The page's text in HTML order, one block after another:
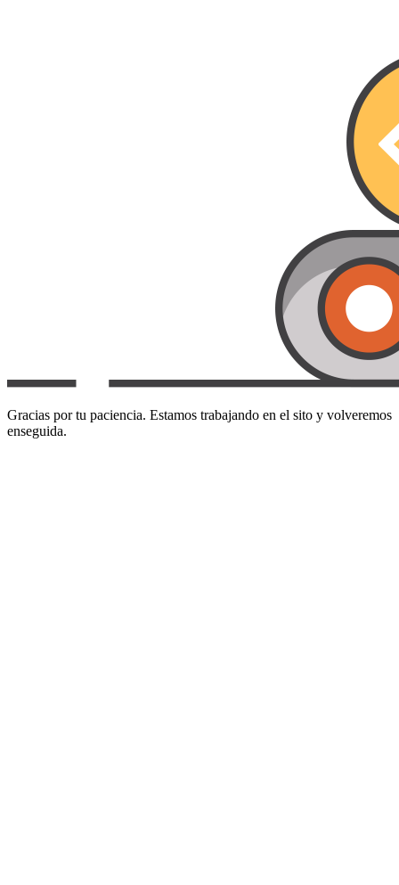
Gracias por tu paciencia. Estamos trabajando en el sito y volveremos
enseguida.